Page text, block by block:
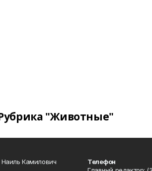
"Животные"
Камилович
Телефон